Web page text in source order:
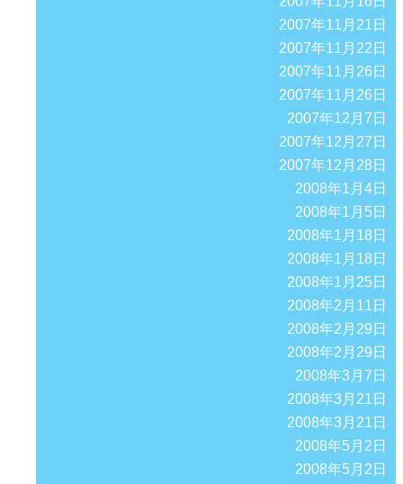
2007年11月21日
2007年11月22日
2007年11月26日
2007年11月26日
2007年12月7日
2007年12月27日
2007年12月28日
2008年1月4日
2008年1月5日
2008年1月18日
2008年1月18日
2008年1月25日
2008年2月11日
2008年2月29日
2008年2月29日
2008年3月7日
2008年3月21日
2008年3月21日
2008年5月2日
2008年5月2日